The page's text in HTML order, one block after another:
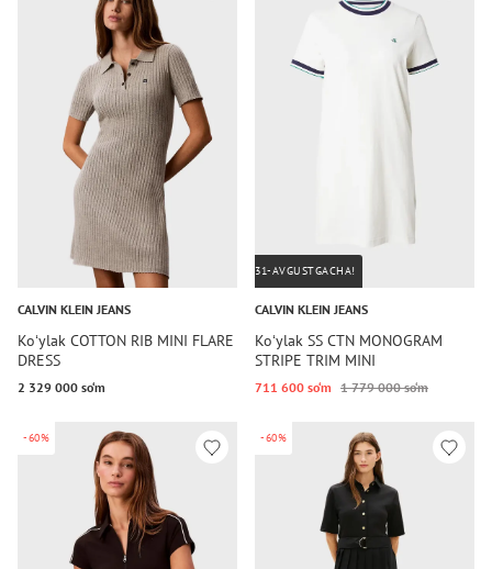
CALVIN KLEIN JEANS
Koʻylak COTTON RIB MINI FLARE
DRESS
2 329 000 so‘m
31-AVGUSTGACHA!
CALVIN KLEIN JEANS
Koʻylak SS CTN MONOGRAM
STRIPE TRIM MINI
711 600 so‘m 1 779 000 so‘m
-60% -60%